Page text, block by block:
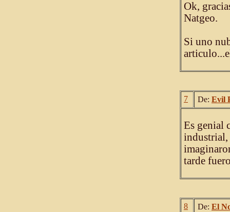
Ok,
Natgeo.
Si uno
7 De: Evil
Es genial
industrial,
tarde
8 De: El